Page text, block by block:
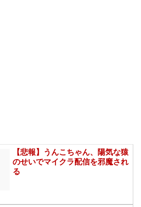
【悲報】うんこちゃん、陽気な猿
のせいでマイクラ配信を邪魔され
る